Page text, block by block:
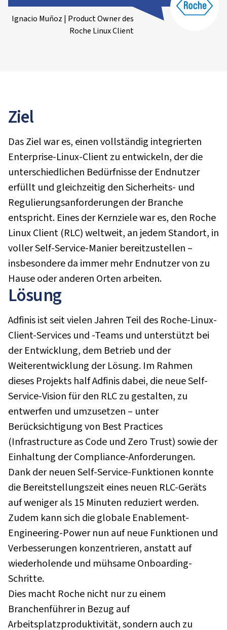
Ignacio Muñoz | Product Owner des
Roche Linux Client
Ziel
Das Ziel war es, einen vollständig integrierten
Enterprise-Linux-Client zu entwickeln, der die
unterschiedlichen Bedürfnisse der Endnutzer
erfüllt und gleichzeitig den Sicherheits- und
Regulierungsanforderungen der Branche
entspricht. Eines der Kernziele war es, den Roche
Linux Client (RLC) weltweit, an jedem Standort, in
voller Self-Service-Manier bereitzustellen –
insbesondere da immer mehr Endnutzer von zu
Hause oder anderen Orten arbeiten.
Lösung
Adfinis ist seit vielen Jahren Teil des Roche-Linux-
Client-Services und -Teams und unterstützt bei
der Entwicklung, dem Betrieb und der
Weiterentwicklung der Lösung. Im Rahmen
dieses Projekts half Adfinis dabei, die neue Self-
Service-Vision für den RLC zu gestalten, zu
entwerfen und umzusetzen – unter
Berücksichtigung von Best Practices
(Infrastructure as Code und Zero Trust) sowie der
Einhaltung der Compliance-Anforderungen.
Dank der neuen Self-Service-Funktionen konnte
die Bereitstellungszeit eines neuen RLC-Geräts
auf weniger als 15 Minuten reduziert werden.
Zudem kann sich die globale Enablement-
Engineering-Power nun auf neue Funktionen und
Verbesserungen konzentrieren, anstatt auf
wiederholende und mühsame Onboarding-
Schritte.
Dies macht Roche nicht nur zu einem
Branchenführer in Bezug auf
Arbeitsplatzproduktivität, sondern auch zu